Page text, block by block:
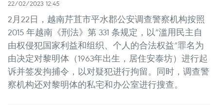
22/02/2023 12:45
2月22日，越南芹苴市平水郡公安调查警察机构按照
2015 年越南《刑法》第 331 条规定，以“滥用民主自
由权侵犯国家利益和组织、个人的合法权益”罪名为
由决定对黎明体（1963年出生，居住安泰坊）进行起
诉并签发拘捕令，以对疑犯进行拘留。同时，调查警
察机构还对黎明体的私宅和办公室进行搜查。